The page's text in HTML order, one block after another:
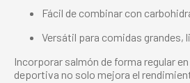
Fácil de combinar con
Versátil para comidas grandes,
Incorporar salmón de forma regular
deportiva no solo mejora el